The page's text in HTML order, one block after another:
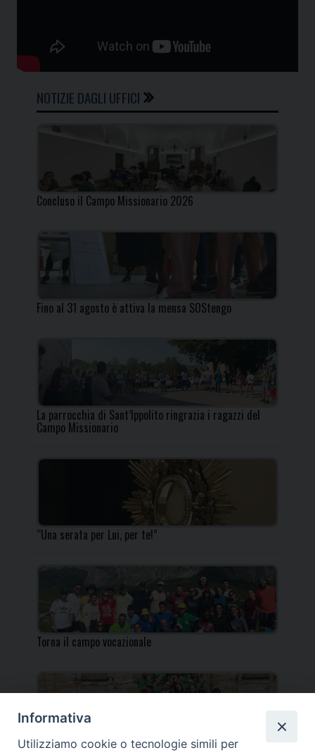
NOTIZIE DAGLI UFFICI
Concluso il Campo Missionario 2026
Fino al 31 agosto è attiva la mensa SOStengo
La parrocchia di Sant’Ippolito ringrazia i ragazzi del
Campo Missionario
“Una serata per Lui, per te!”
Torna il campo vocazionale
Torna il Campo Missionario Diocesano
Informativa
Utilizziamo cookie o tecnologie simili per